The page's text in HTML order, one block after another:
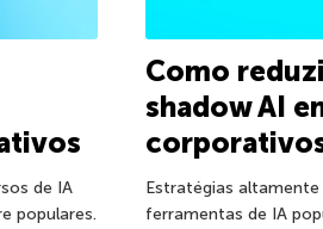
de IA
populares.
Como
shadow AI
Estratégias
ferramentas de IA